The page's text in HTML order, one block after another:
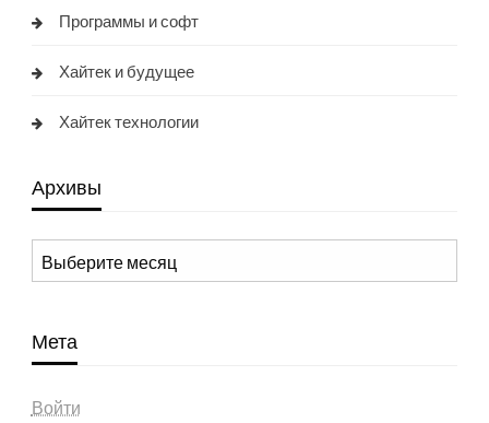
Программы и софт
Хайтек и будущее
Хайтек технологии
Архивы
Архивы
Мета
Войти